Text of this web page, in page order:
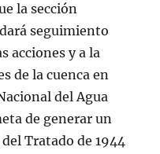
la sección
seguimiento
acciones y a la
de la cuenca en
del Agua
de generar un
Tratado de 1944